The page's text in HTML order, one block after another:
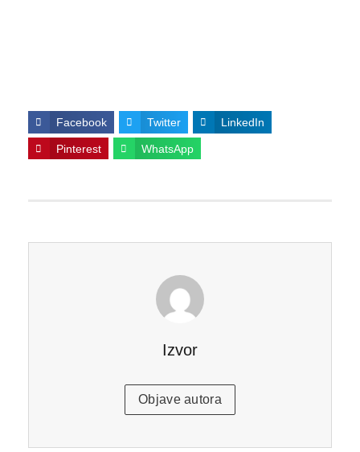
Facebook Twitter LinkedIn
Pinterest WhatsApp
Izvor
Objave autora